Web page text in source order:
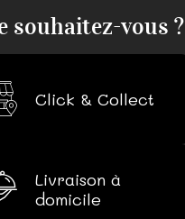
HORAIRES
souhaitez-vous ?
Click & Collect
Livraison à
domicile